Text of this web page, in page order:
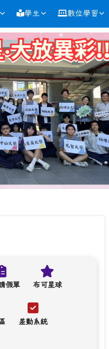
學生 數位學習
假單 布可星球
差勤系統